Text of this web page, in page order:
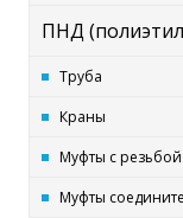
ПНД
Труба
Краны
Муфты с резьбой
Муфты